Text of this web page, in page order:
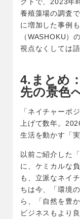
クトで、2023年
養殖藻場の調査
に増加した事例
（WASHOKU）
視点なくしては語
4.まとめ
先の景色
「ネイチャーポ
上げて数年。
生活を動かす「
以前ご紹介した
に、ケミカルな
も、立派なネイ
ちは今、「環境
ら、「自然を豊
ビジネスもより